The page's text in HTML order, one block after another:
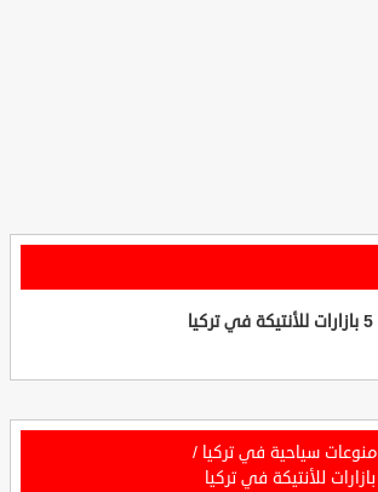
منوعات سياحية في تركيا /